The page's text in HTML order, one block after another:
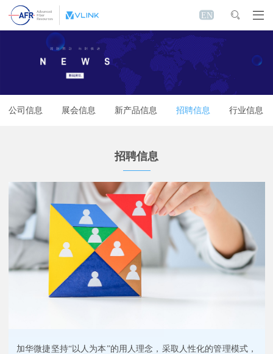
EN
公司信息 展会信息 新产品信息 招聘信息 行业信息
招聘信息
加华微捷坚持“以人为本”的用人理念，采取人性化的管理模式，